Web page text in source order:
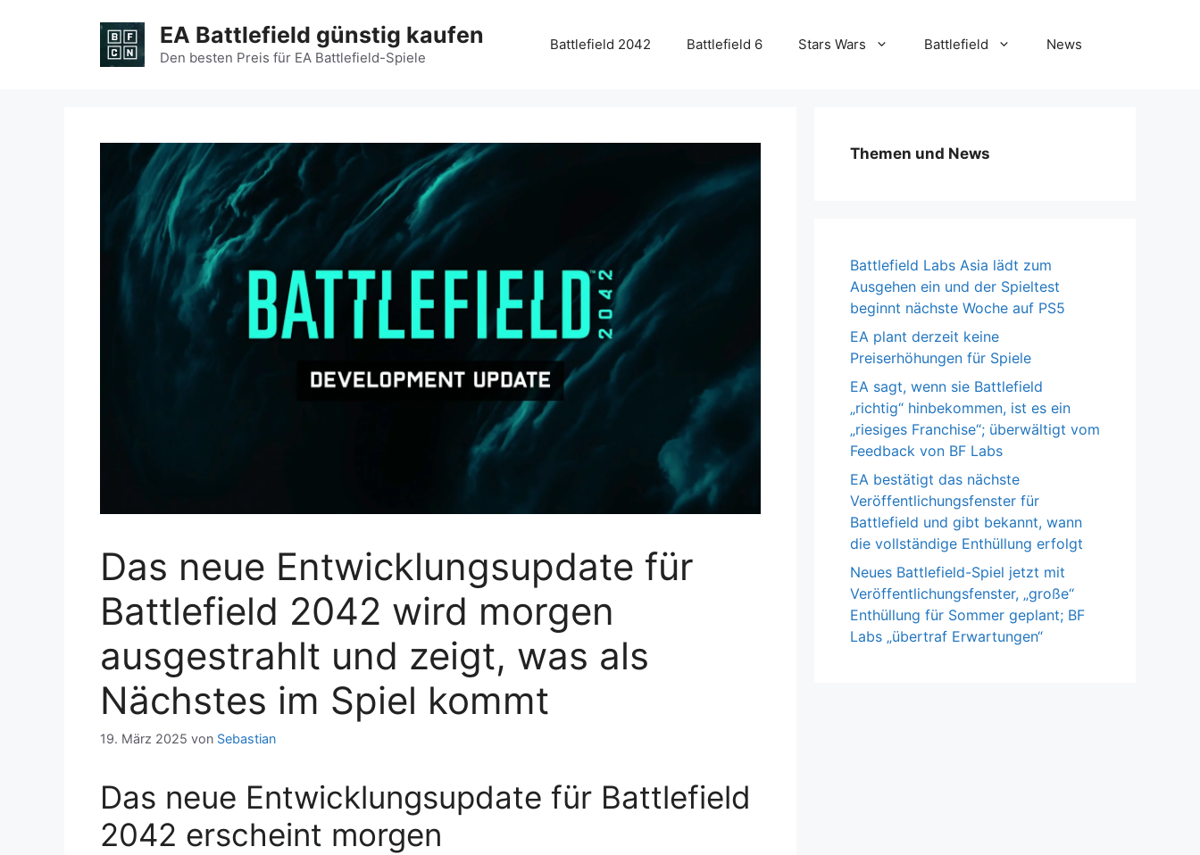
EA Battlefield günstig kaufen
Den besten Preis für EA Battlefield-Spiele
Battlefield 2042 Battlefield 6 Stars Wars Battlefield News
Das neue Entwicklungsupdate für
Battlefield 2042 wird morgen
ausgestrahlt und zeigt, was als
Nächstes im Spiel kommt
19. März 2025 von Sebastian
Das neue Entwicklungsupdate für Battlefield
2042 erscheint morgen
Themen und News
Battlefield Labs Asia lädt zum
Ausgehen ein und der Spieltest
beginnt nächste Woche auf PS5
EA plant derzeit keine
Preiserhöhungen für Spiele
EA sagt, wenn sie Battlefield
„richtig“ hinbekommen, ist es ein
„riesiges Franchise“; überwältigt vom
Feedback von BF Labs
EA bestätigt das nächste
Veröffentlichungsfenster für
Battlefield und gibt bekannt, wann
die vollständige Enthüllung erfolgt
Neues Battlefield-Spiel jetzt mit
Veröffentlichungsfenster, „große“
Enthüllung für Sommer geplant; BF
Labs „übertraf Erwartungen“